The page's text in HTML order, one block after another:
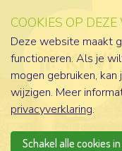
COOKIES OP
Deze website maakt
functioneren. Als je
mogen gebruiken,
wijzigen. Meer
privacyverklaring.
Schakel alle cookies in